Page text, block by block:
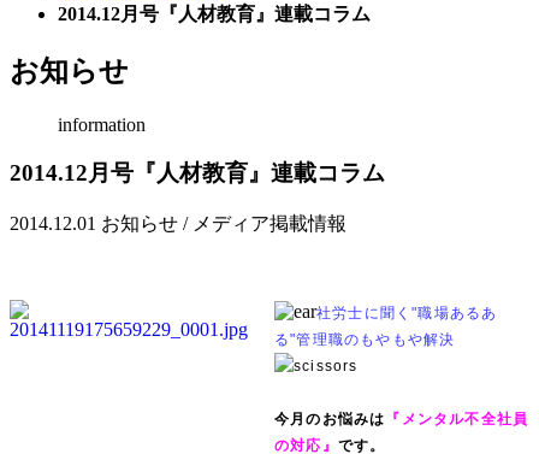
2014.12月号『人材教育』連載コラム
お知らせ
information
2014.12月号『人材教育』連載コラム
2014.12.01 お知らせ / メディア掲載情報
社労士に聞く"職場あるあ
る"管理職のもやもや解決
今月のお悩みは 『メンタル不全社員
の対応』 です。